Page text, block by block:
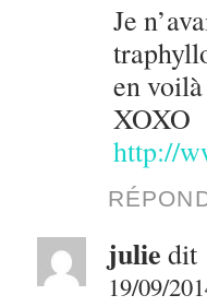
Je
en
XOXO
http://
julie dit
19/09/